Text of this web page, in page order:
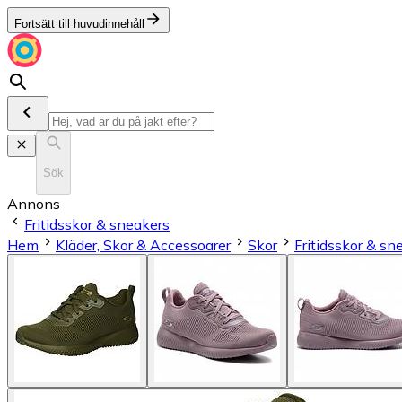
Fortsätt till huvudinnehåll
Sök
Annons
Fritidsskor & sneakers
Hem
Kläder, Skor & Accessoarer Skor Fritidsskor &